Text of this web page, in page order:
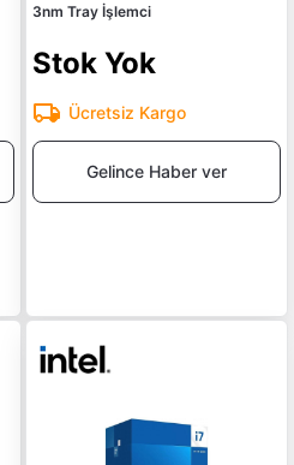
3nm Tray İşlemci
Stok Yok
Ücretsiz Kargo
Gelince Haber ver